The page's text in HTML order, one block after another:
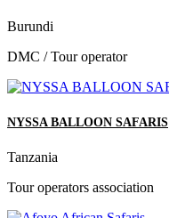
Burundi
DMC / Tour operator
NYSSA BALLOON SAFARIS
Tanzania
Tour operators association